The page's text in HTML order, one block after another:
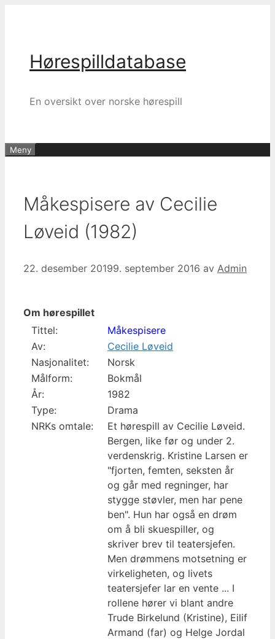
Hørespilldatabase
En oversikt over norske hørespill
Meny
Måkespisere av Cecilie
Løveid (1982)
22. desember 20199. september 2016 av Admin
Om hørespillet
Tittel:
Måkespisere
Av:
Cecilie Løveid
Nasjonalitet:
Norsk
Målform:
Bokmål
År:
1982
Type:
Drama
NRKs omtale:
Et hørespill av Cecilie Løveid.
Bergen, like før og under 2.
verdenskrig. Kristine Larsen er
"fjorten, femten, seksten år
og går med regninger, har
stygge støvler, men har pene
ben". Hun har også en drøm
om å bli skuespiller, og
skriver brev til teatersjefen.
Men drømmens motsetning er
virkeligheten, og livets
teatersjefer lar en vente ... I
rollene hører vi blant andre
Trude Birkelund (Kristine), Eilif
Armand (far) og Helge Jordal